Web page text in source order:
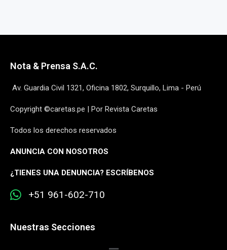
Nota & Prensa S.A.C.
Av. Guardia Civil 1321, Oficina 1802, Surquillo, Lima - Perú
Copyright ©caretas.pe | Por Revista Caretas
Todos los derechos reservados
ANUNCIA CON NOSOTROS
¿TIENES UNA DENUNCIA? ESCRÍBENOS
+51 961-602-710
Nuestras Secciones